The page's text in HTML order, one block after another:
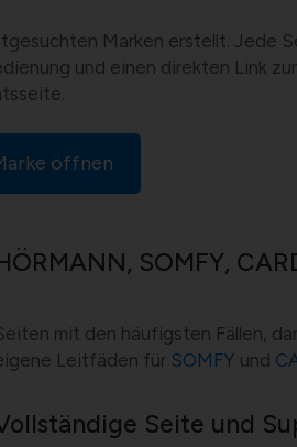
Marken erstellt. Jede
und einen direkten Link
öffnen
SOMFY,
mit den häufigsten Fällen,
Leitfäden für SOMFY und
Seite und